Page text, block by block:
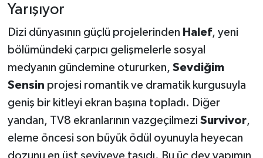
Yarışıyor
Dizi dünyasının güçlü projelerinden Halef, yeni
bölümündeki çarpıcı gelişmelerle sosyal
medyanın gündemine otururken, Sevdiğim
Sensin projesi romantik ve dramatik kurgusuyla
geniş bir kitleyi ekran başına topladı. Diğer
yandan, TV8 ekranlarının vazgeçilmezi Survivor,
eleme öncesi son büyük ödül oyunuyla heyecan